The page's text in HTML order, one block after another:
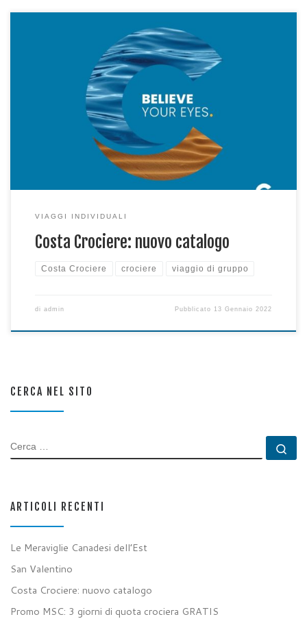
In arrivo in agenzia il nuovo catalogo Costa Crociere 2022-
2023 Consulta la versione web
VIAGGI INDIVIDUALI
Costa Crociere: nuovo catalogo
Costa Crociere crociere viaggio di gruppo
di admin Pubblicato 13 Gennaio 2022
CERCA NEL SITO
CERCA
ARTICOLI RECENTI
Le Meraviglie Canadesi dell’Est
San Valentino
Costa Crociere: nuovo catalogo
Promo MSC: 3 giorni di quota crociera GRATIS